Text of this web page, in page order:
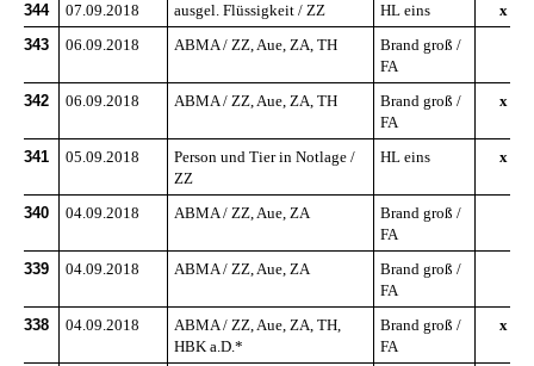
344
07.09.2018 ausgel. Flüssigkeit / ZZ HL eins
x
343
06.09.2018 ABMA / ZZ, Aue, ZA, TH
Brand groß /
FA
342
06.09.2018 ABMA / ZZ, Aue, ZA, TH
Brand groß /
FA
x
341 05.09.2018
Person und Tier in Notlage /
ZZ
HL eins x
340 04.09.2018 ABMA / ZZ, Aue, ZA
Brand groß /
FA
339
04.09.2018 ABMA / ZZ, Aue, ZA
Brand groß /
FA
338
04.09.2018
ABMA / ZZ, Aue, ZA, TH,
HBK a.D.*
Brand groß /
FA
x